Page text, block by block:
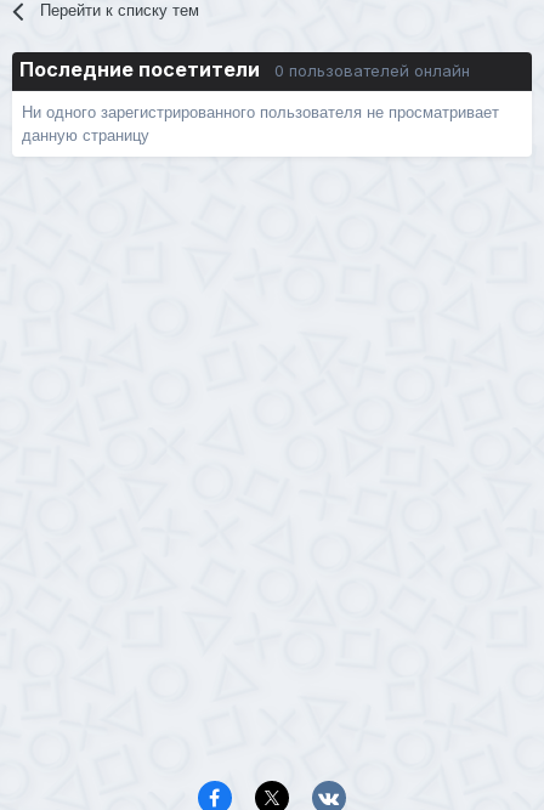
Перейти к списку тем
Последние посетители 0 пользователей онлайн
Ни одного зарегистрированного пользователя не просматривает
данную страницу